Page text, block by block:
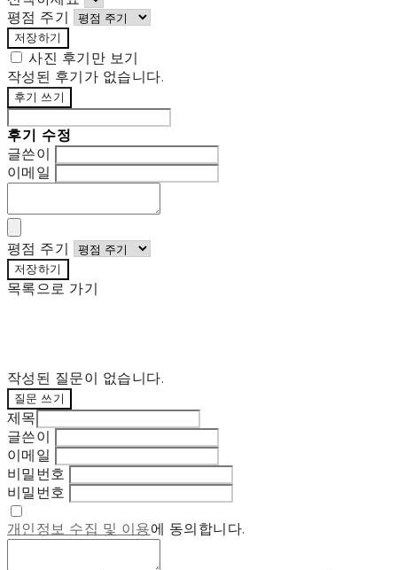
평점 주기
저장하기
사진 후기만 보기
작성된 후기가 없습니다.
후기 쓰기
후기 수정
글쓴이
이메일
평점 주기
저장하기
목록으로 가기
작성된 질문이 없습니다.
질문 쓰기
제목
글쓴이
이메일
비밀번호
비밀번호
개인정보 수집 및 이용에 동의합니다.